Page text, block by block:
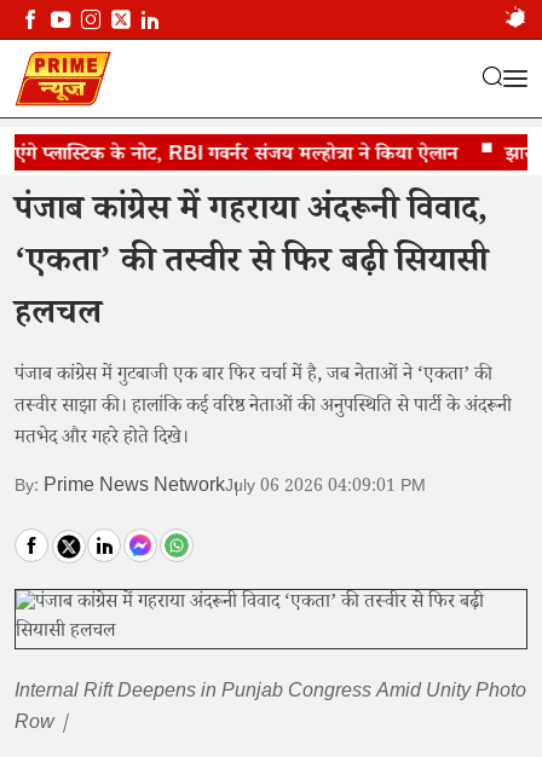
के नोट, RBI गवर्नर संजय मल्होत्रा ने किया ऐलान झारखंड
पंजाब कांग्रेस में गहराया अंदरूनी विवाद
पंजाब कांग्रेस में गहराया अंदरूनी विवाद,
‘एकता’ की तस्वीर से फिर बढ़ी सियासी
हलचल
पंजाब कांग्रेस में गुटबाजी एक बार फिर चर्चा में है, जब नेताओं ने ‘एकता’ की
तस्वीर साझा की। हालांकि कई वरिष्ठ नेताओं की अनुपस्थिति से पार्टी के अंदरूनी
मतभेद और गहरे होते दिखे।
By: Prime News NetworkJuly 06 2026 04:09:01 PM
Internal Rift Deepens in Punjab Congress Amid Unity Photo
Row |